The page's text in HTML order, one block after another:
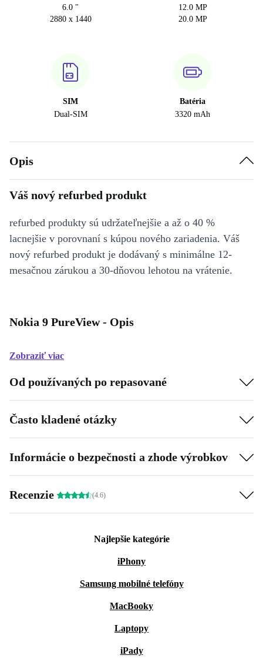
6.0 "
2880 x 1440
12.0 MP
20.0 MP
SIM
Dual-SIM
Batéria
3320 mAh
Opis
Váš nový refurbed produkt
refurbed produkty sú udržateľnejšie a až o 40 %
lacnejšie v porovnaní s kúpou nového zariadenia. Váš
nový refurbed produkt je dodávaný s minimálne 12-
mesačnou zárukou a 30-dňovou lehotou na vrátenie.
Nokia 9 PureView - Opis
Zobraziť viac
Od používaných po repasované
Často kladené otázky
Informácie o bezpečnosti a zhode výrobkov
Recenzie (4.6)
Najlepšie kategórie
iPhony
Samsung mobilné telefóny
MacBooky
Laptopy
iPady